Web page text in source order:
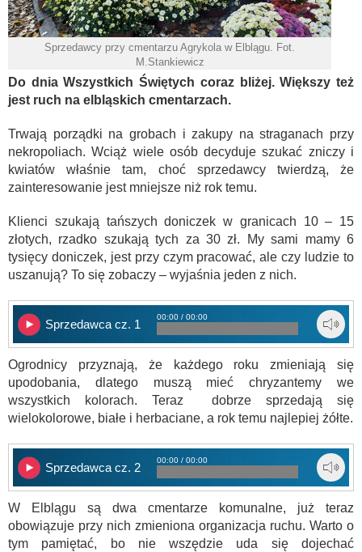
Sprzedawcy przy cmentarzu Agrykola w Elblągu. Fot.
M.Stankiewicz
Do dnia Wszystkich Świętych coraz bliżej. Większy też
jest ruch na elbląskich cmentarzach.
Trwają porządki na grobach i zakupy na straganach przy
nekropoliach. Wciąż wiele osób decyduje szukać zniczy i
kwiatów właśnie tam, choć sprzedawcy twierdzą, że
zainteresowanie jest mniejsze niż rok temu.
Klienci szukają tańszych doniczek w granicach 10 – 15
złotych, rzadko szukają tych za 30 zł. My sami mamy 6
tysięcy doniczek, jest przy czym pracować, ale czy ludzie to
uszanują? To się zobaczy – wyjaśnia jeden z nich.
Sprzedawca cz. 1
00:00 / 00:00
Ogrodnicy przyznają, że każdego roku zmieniają się
upodobania, dlatego muszą mieć chryzantemy we
wszystkich kolorach. Teraz dobrze sprzedają się
wielokolorowe, białe i herbaciane, a rok temu najlepiej żółte.
Sprzedawca cz. 2
00:00 / 00:00
W Elblągu są dwa cmentarze komunalne, już teraz
obowiązuje przy nich zmieniona organizacja ruchu. Warto o
tym pamiętać, bo nie wszędzie uda się dojechać